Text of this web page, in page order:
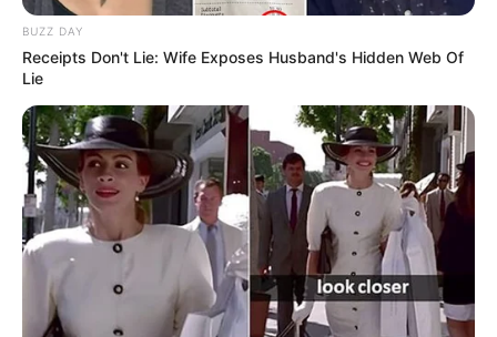
BUZZ DAY
Receipts Don't Lie: Wife Exposes Husband's Hidden Web Of
Lie